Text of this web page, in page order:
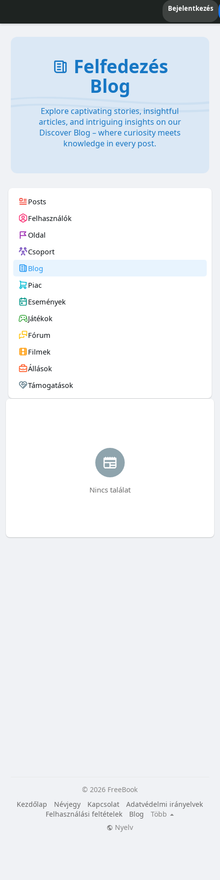
Bejelentkezés
Felfedezés
Blog
Explore captivating stories, insightful
articles, and intriguing insights on our
Discover Blog – where curiosity meets
knowledge in every post.
Posts
Felhasználók
Oldal
Csoport
Blog
Piac
Események
Játékok
Fórum
Filmek
Állások
Támogatások
Nincs találat
© 2026 FreeBook
Kezdőlap
Névjegy Kapcsolat
Adatvédelmi irányelvek
Felhasználási feltételek
Blog
Több
Nyelv